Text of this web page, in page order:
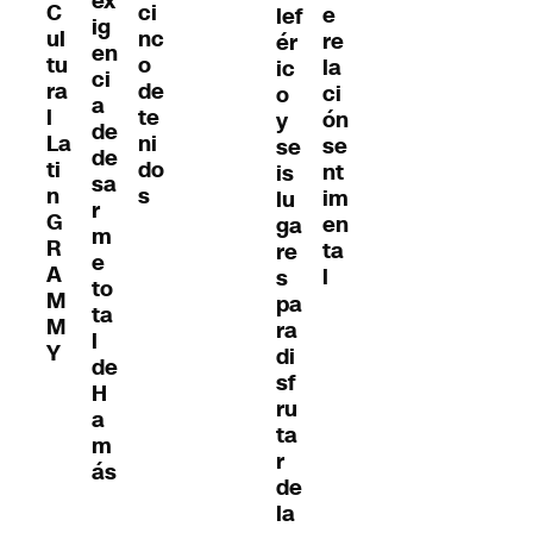
C
ul
tu
ra
l
La
ti
n
G
R
A
M
M
Y
ig
en
ci
a
de
de
sa
r
m
e
to
ta
l
de
H
a
m
ás
ci
nc
o
de
te
ni
do
s
lef
ér
ic
o
y
se
is
lu
ga
re
s
pa
ra
di
sf
ru
ta
r
de
la
e
re
la
ci
ón
se
nt
im
en
ta
l